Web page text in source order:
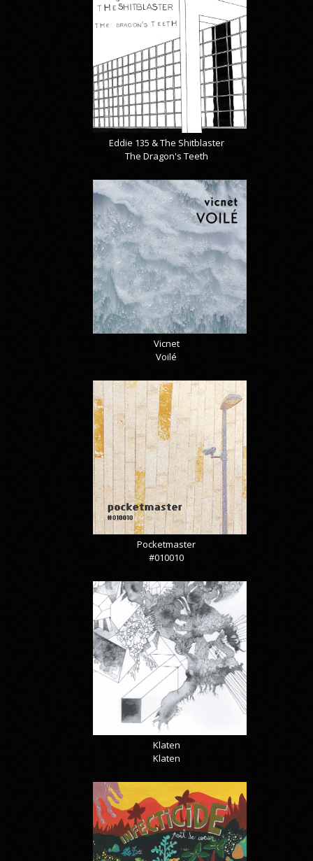
Eddie 135 & The Shitblaster
The Dragon's Teeth
Vicnet
Voilé
Pocketmaster
#010010
Klaten
Klaten